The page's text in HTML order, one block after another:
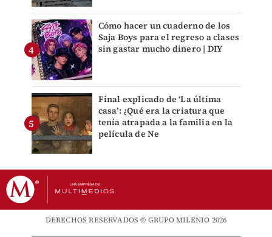
Cómo hacer un cuaderno de los
Saja Boys para el regreso a clases
sin gastar mucho dinero | DIY
Final explicado de ‘La última
casa’: ¿Qué era la criatura que
tenía atrapada a la familia en la
película de Ne
DERECHOS RESERVADOS © GRUPO MILENIO 2026